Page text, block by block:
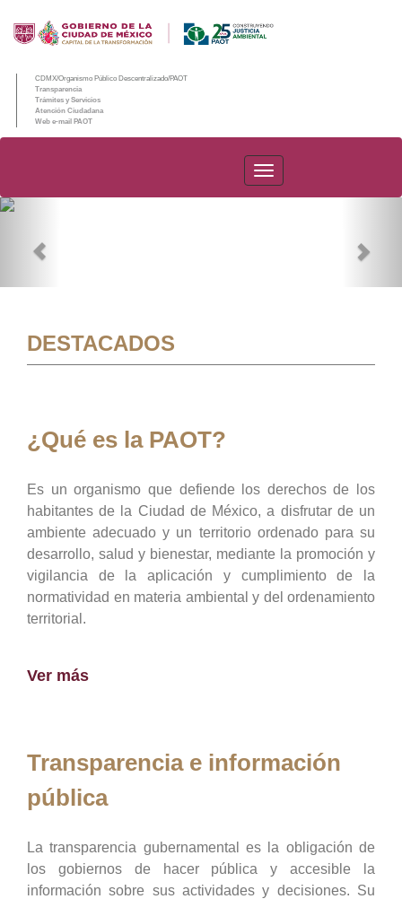
CDMX/Organismo Público Descentralizado/PAOT
Transparencia
Trámites y Servicios
Atención Ciudadana
Web e-mail PAOT
PAOT
DESTACADOS
¿Qué es la PAOT?
Es un organismo que defiende los derechos de los
habitantes de la Ciudad de México, a disfrutar de un
ambiente adecuado y un territorio ordenado para su
desarrollo, salud y bienestar, mediante la promoción y
vigilancia de la aplicación y cumplimiento de la
normatividad en materia ambiental y del ordenamiento
territorial.
Ver más
Transparencia e información
pública
La transparencia gubernamental es la obligación de
los gobiernos de hacer pública y accesible la
información sobre sus actividades y decisiones. Su